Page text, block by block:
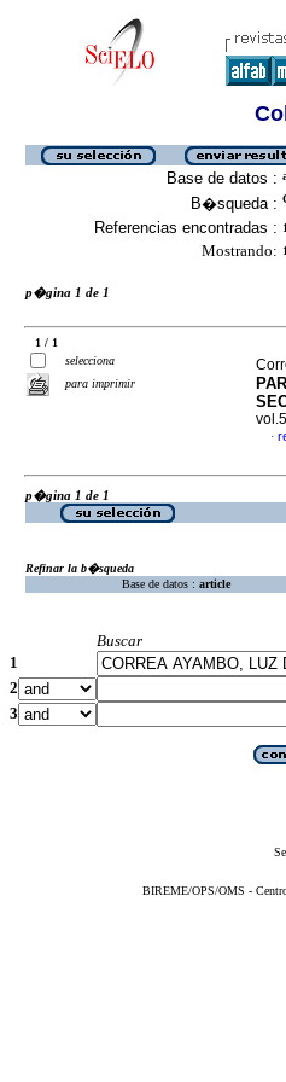
Base de datos :
B�squeda :
Referencias encontradas : 1
Mostrando:
p�gina 1 de 1
1 / 1
selecciona
para imprimir
·
p�gina 1 de 1
Refinar la b�squeda
Base de datos : article
Buscar
1
2
3
BIREME/OPS/OMS -